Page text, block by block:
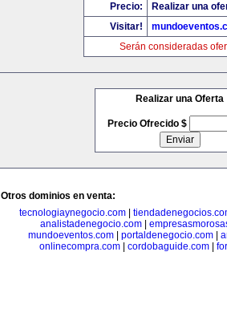
Precio:
Realizar una
Visitar!
Serán consideradas
Realizar una Oferta
Precio Ofrecido $
Otros dominios en venta:
tecnologiaynegocio.com
analistadenegocio.com
mundoeventos.com| portaldenegocio.com|
onlinecompra.com| cordobaguide.com|